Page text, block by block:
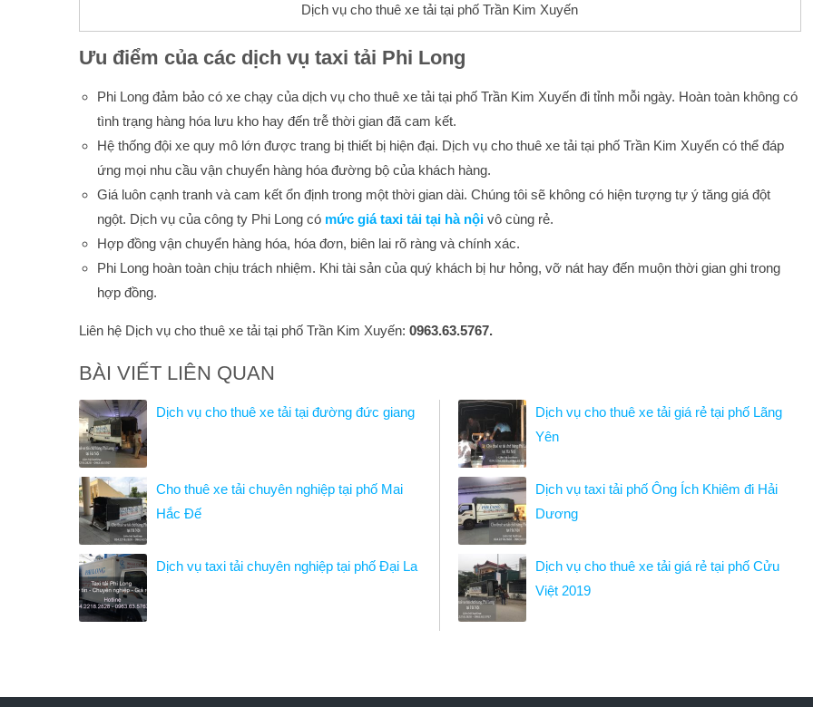
Dịch vụ cho thuê xe tải tại phố Trần Kim Xuyến
Ưu điểm của các dịch vụ taxi tải Phi Long
Phi Long đảm bảo có xe chạy của dịch vụ cho thuê xe tải tại phố Trần Kim Xuyến đi tỉnh mỗi ngày. Hoàn toàn không có
tình trạng hàng hóa lưu kho hay đến trễ thời gian đã cam kết.
Hệ thống đội xe quy mô lớn được trang bị thiết bị hiện đại. Dịch vụ cho thuê xe tải tại phố Trần Kim Xuyến có thể đáp
ứng mọi nhu cầu vận chuyển hàng hóa đường bộ của khách hàng.
Giá luôn cạnh tranh và cam kết ổn định trong một thời gian dài. Chúng tôi sẽ không có hiện tượng tự ý tăng giá đột
ngột. Dịch vụ của công ty Phi Long có mức giá taxi tải tại hà nội vô cùng rẻ.
Hợp đồng vận chuyển hàng hóa, hóa đơn, biên lai rõ ràng và chính xác.
Phi Long hoàn toàn chịu trách nhiệm. Khi tài sản của quý khách bị hư hỏng, vỡ nát hay đến muộn thời gian ghi trong
hợp đồng.
Liên hệ Dịch vụ cho thuê xe tải tại phố Trần Kim Xuyến: 0963.63.5767.
BÀI VIẾT LIÊN QUAN
Dịch vụ cho thuê xe tải tại đường đức giang
Cho thuê xe tải chuyên nghiệp tại phố Mai
Hắc Đế
Dịch vụ taxi tải chuyên nghiệp tại phố Đại La
Dịch vụ cho thuê xe tải giá rẻ tại phố Lãng
Yên
Dịch vụ taxi tải phố Ông Ích Khiêm đi Hải
Dương
Dịch vụ cho thuê xe tải giá rẻ tại phố Cửu
Việt 2019